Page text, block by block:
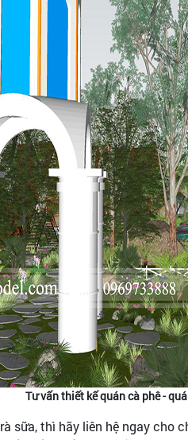
Tư vấn thiết kế quán cà phê -
sữa, thì hãy liên hệ ngay cho